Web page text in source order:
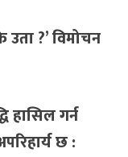
उता ?’ विमोचन
हासिल गर्न
छ :